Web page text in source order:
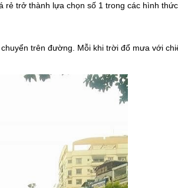
trở thành lựa chọn số 1 trong các hình thức
trên đường. Mỗi khi trời đổ mưa với